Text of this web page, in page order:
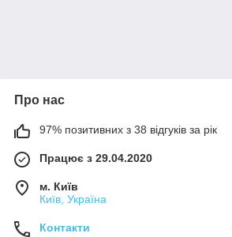
Про нас
97% позитивних з 38 відгуків за рік
Працює з 29.04.2020
м. Київ
Київ, Україна
Контакти